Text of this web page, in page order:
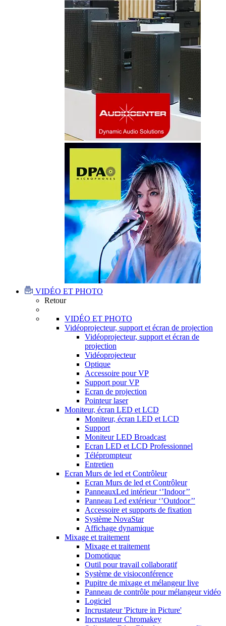
VIDÉO ET PHOTO
Retour
VIDÉO ET PHOTO
Vidéoprojecteur, support et écran de projection
Vidéoprojecteur, support et écran de
projection
Vidéoprojecteur
Optique
Accessoire pour VP
Support pour VP
Ecran de projection
Pointeur laser
Moniteur, écran LED et LCD
Moniteur, écran LED et LCD
Support
Moniteur LED Broadcast
Ecran LED et LCD Professionnel
Téléprompteur
Entretien
Ecran Murs de led et Contrôleur
Ecran Murs de led et Contrôleur
PanneauxLed intérieur ‘’Indoor’’
Panneau Led extérieur ‘’Outdoor’’
Accessoire et supports de fixation
Système NovaStar
Affichage dynamique
Mixage et traitement
Mixage et traitement
Domotique
Outil pour travail collaboratif
Système de visioconférence
Pupitre de mixage et mélangeur live
Panneau de contrôle pour mélangeur vidéo
Logiciel
Incrustateur 'Picture in Picture'
Incrustateur Chromakey